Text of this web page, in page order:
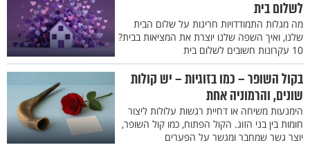
לשלום בית
מה מגלות התמודדויות חריגות על שלום הבית
שלנו, ואיך השפה שלנו יוצרת את המציאות בבית?
10 עקרונות חשובים לשלום בית
בקול השופר – כמו בזוגיות – יש קולות
שונים, והרמוניה אחת
הימנעות משיחה או דחיית רגשות עלולות ליצור
חומות בין בני הזוג. הקול הפתוח, כמו קול השופר,
יוצר גשר שמחבר ומגשר על הפערים